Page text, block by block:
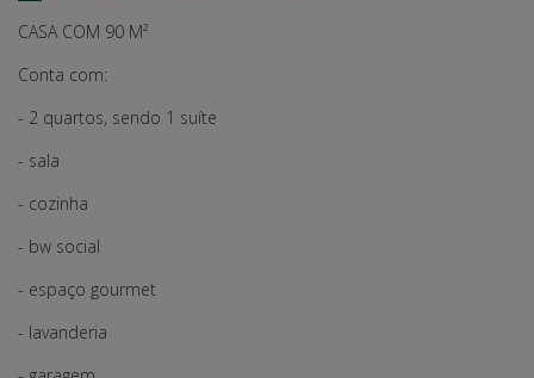
CASA COM 90 M²
Conta com:
- 2 quartos, sendo 1 suíte
- sala
- cozinha
- bw social
- espaço gourmet
- lavanderia